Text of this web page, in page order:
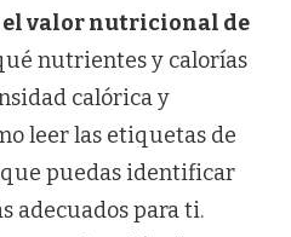
valor nutricional de
nutrientes y calorías
calórica y
leer las etiquetas de
que puedas identificar
adecuados para ti.